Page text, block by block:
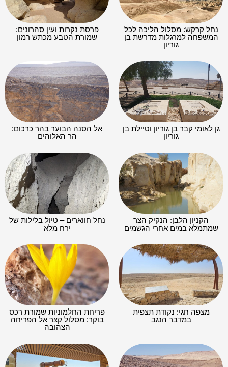
נחל קרקש: מסלול הליכה לכל
המשפחה למרגלות מדרשת בן
גוריון
פרסת נקרות ועין סהרונים:
שמורת הטבע מכתש רמון
גן לאומי קבר בן גוריון וטיילת בן
גוריון
אל הסנה הבוער בהר כרכום:
הר האלוהים
הקניון הלבן: הנקיק הצר
שמתמלא במים אחרי הגשמים
נחל חווארים – טיול בלילות של
ירח מלא
מצפה חגי: נקודת תצפית
במדבר הנגב
פריחת החלמוניות שמורת רכס
בוקר: מסלול קצר אל הפריחה
הצהובה